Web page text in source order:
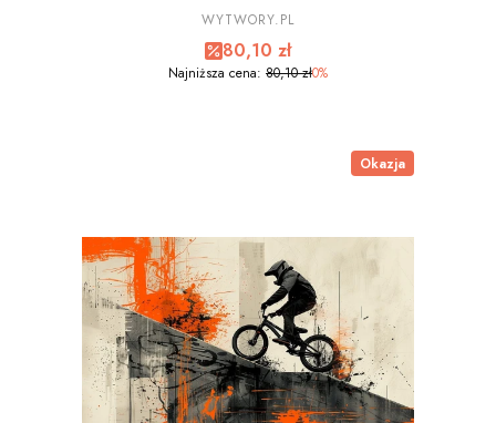
EXTREME sport, bmx
wz2- NA WYMIAR
PRODUCENT
WYTWORY.PL
Cena promocyjna
80,10 zł
Najniższa cena: 80,10 zł0%
Okazja